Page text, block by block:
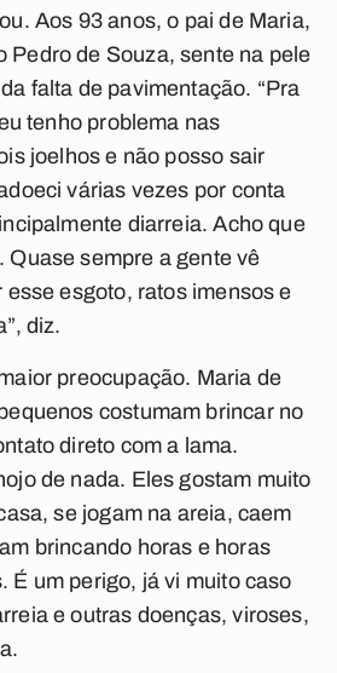
Aos 93 anos, o pai de Maria,
Pedro de Souza, sente na pele
falta de pavimentação. “Pra
tenho problema nas
joelhos e não posso sair
várias vezes por conta
diarreia. Acho que
Quase sempre a gente vê
esgoto, ratos imensos e
diz.
preocupação. Maria de
costumam brincar no
direto com a lama.
de nada. Eles gostam muito
se jogam na areia, caem
brincando horas e horas
É um perigo, já vi muito caso
e outras doenças, viroses,